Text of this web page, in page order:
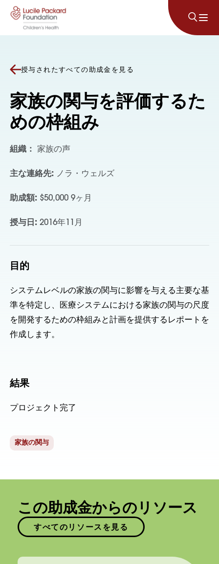
コンテンツにスキップ
授与されたすべての助成金を見る
家族の関与を評価するた
めの枠組み
組織： 家族の声
主な連絡先: ノラ・ウェルズ
助成額: $50,000 9ヶ月
授与日: 2016年11月
目的
システムレベルの家族の関与に影響を与える主要な基
準を特定し、医療システムにおける家族の関与の尺度
を開発するための枠組みと計画を提供するレポートを
作成します。
結果
プロジェクト完了
家族の関与
この助成金からのリソース
すべてのリソースを見る